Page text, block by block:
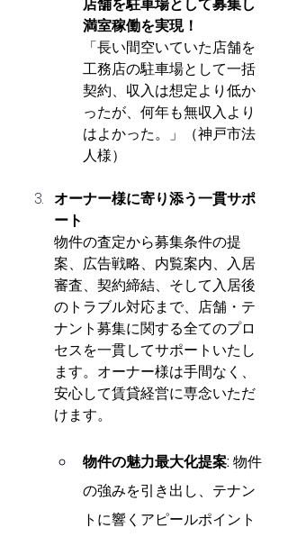
満室稼働を実現！
「長い間空いていた店舗を
工務店の駐車場として一括
契約、収入は想定より低か
ったが、何年も無収入より
はよかった。」（神戸市法
人様）
オーナー様に寄り添う一貫サポ
ート
物件の査定から募集条件の提
案、広告戦略、内覧案内、入居
審査、契約締結、そして入居後
のトラブル対応まで、店舗・テ
ナント募集に関する全てのプロ
セスを一貫してサポートいたし
ます。オーナー様は手間なく、
安心して賃貸経営に専念いただ
けます。
物件の魅力最大化提案: 物件
の強みを引き出し、テナン
トに響くアピールポイント